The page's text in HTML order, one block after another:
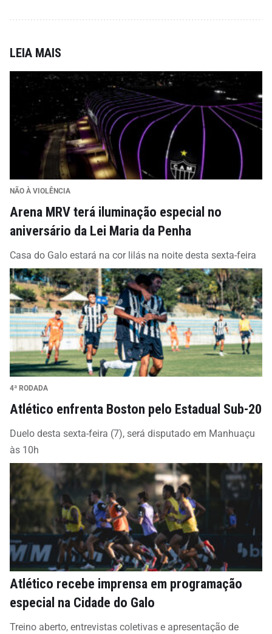
LEIA MAIS
NÃO À VIOLÊNCIA
Arena MRV terá iluminação especial no
aniversário da Lei Maria da Penha
Casa do Galo estará na cor lilás na noite desta sexta-feira
4ª RODADA
Atlético enfrenta Boston pelo Estadual Sub-20
Duelo desta sexta-feira (7), será disputado em Manhuaçu
às 10h
Atlético recebe imprensa em programação
especial na Cidade do Galo
Treino aberto, entrevistas coletivas e apresentação de